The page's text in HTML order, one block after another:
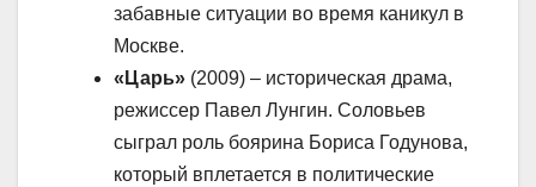
забавные ситуации во время каникул в
Москве.
«Царь» (2009) – историческая драма,
режиссер Павел Лунгин. Соловьев
сыграл роль боярина Бориса Годунова,
который вплетается в политические